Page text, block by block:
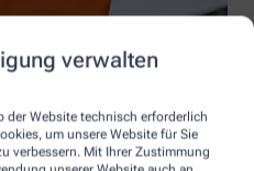
verwalten
der Website technisch erforderlich
um unsere Website für Sie
verbessern. Mit Ihrer Zustimmung